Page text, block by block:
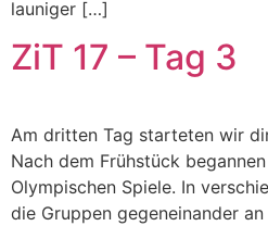
launiger […]
ZiT 17 – Tag 3
Am dritten Tag starteten wir
Nach dem Frühstück
Olympischen Spiele. In
die Gruppen gegeneinander